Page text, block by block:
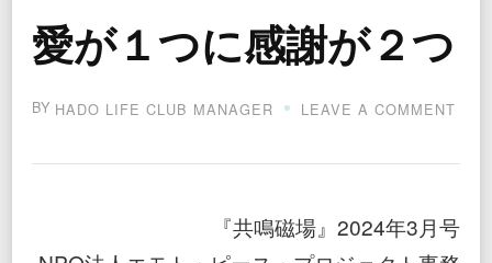
愛が１つに感謝が２つ
BY HADO LIFE CLUB MANAGER LEAVE A COMMENT
１
感
謝
『共鳴磁場』2024年3月号